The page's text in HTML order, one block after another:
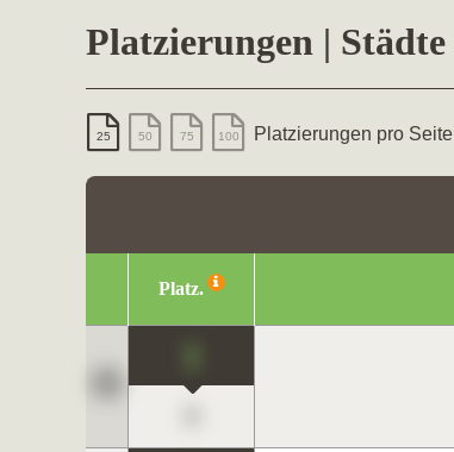
Platzierungen | Städte
25 50 75 100 Platzierungen pro Seite
Platz.